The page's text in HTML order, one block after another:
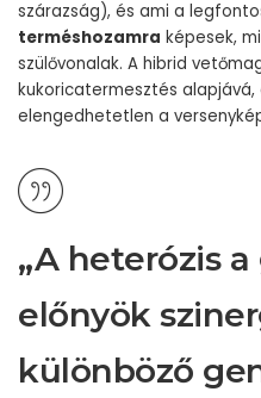
szárazság), és ami a
terméshozamra képesek,
szülővonalak. A hibrid
kukoricatermesztés
elengedhetetlen a
„A heterózis
előnyök
különböző